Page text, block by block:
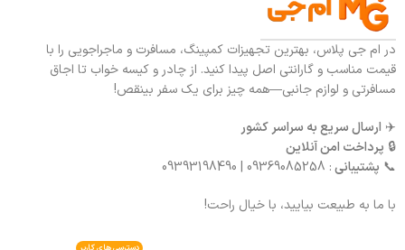
در ام جی پلاس، بهترین تجهیزات کمپینگ، مسافرت و ماجراجویی را با
قیمت مناسب و گارانتی اصل پیدا کنید. از چادر و کیسه خواب تا اجاق
مسافرتی و لوازم جانبی—همه چیز برای یک سفر بینقص!
✈️ ارسال سریع به سراسر کشور
🔒 پرداخت امن آنلاین
📞 پشتیبانی: 09369085258 | 09393198490
با ما به طبیعت بیایید، با خیال راحت!